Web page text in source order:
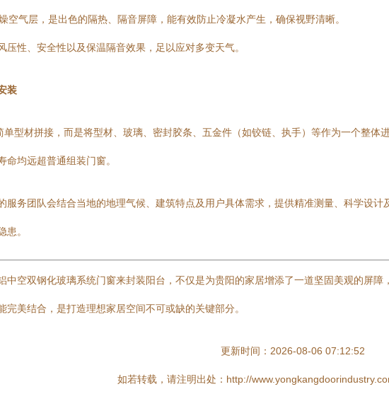
空气层，是出色的隔热、隔音屏障，能有效防止冷凝水产生，确保视野清晰。
压性、安全性以及保温隔音效果，足以应对多变天气。
装
单型材拼接，而是将型材、玻璃、密封胶条、五金件（如铰链、执手）等作为一个整
命均远超普通组装门窗。
服务团队会结合当地的地理气候、建筑特点及用户具体需求，提供精准测量、科学设
患。
中空双钢化玻璃系统门窗来封装阳台，不仅是为贵阳的家居增添了一道坚固美观的屏
完美结合，是打造理想家居空间不可或缺的关键部分。
更新时间：2026-08-06 07:12:52
如若转载，请注明出处：http://